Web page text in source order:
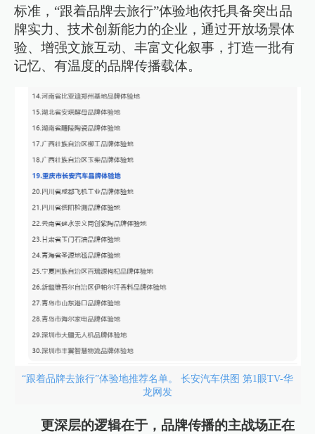
标准，“跟着品牌去旅行”体验地依托具备突出品
牌实力、技术创新能力的企业，通过开放场景体
验、增强文旅互动、丰富文化叙事，打造一批有
记忆、有温度的品牌传播载体。
“跟着品牌去旅行”体验地推荐名单。 长安汽车供图 第1眼TV-华
龙网发
更深层的逻辑在于，品牌传播的主战场正在